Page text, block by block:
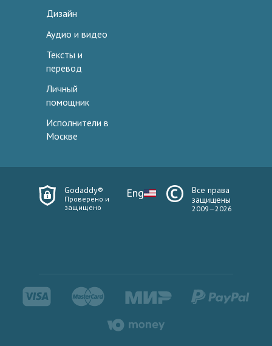
Дизайн
Аудио и видео
Тексты и
перевод
Личный
помощник
Исполнители в
Москве
Godaddy®
Проверено и
защищено
Eng
Все права
защищены
2009—2026